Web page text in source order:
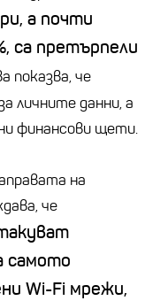
а почти
са претърпели
показва, че
личните данни, а
финансови щети.
на
че
самото
Wi-Fi мрежи,